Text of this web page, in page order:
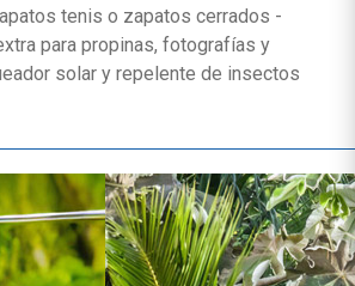
tenis o zapatos cerrados -
para propinas, fotografías y
solar y repelente de insectos